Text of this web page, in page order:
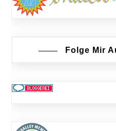
Folge Mir